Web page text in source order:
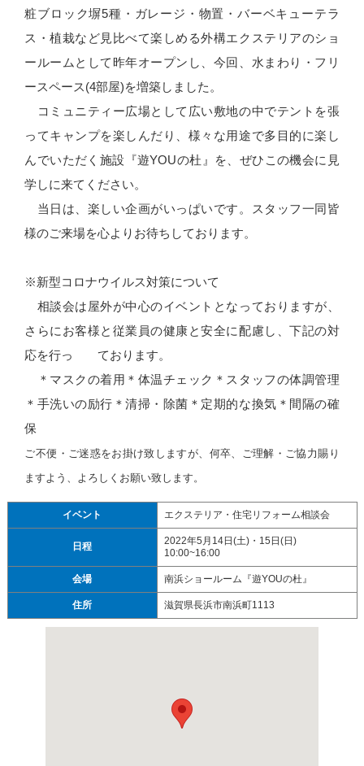
粧ブロック塀5種・ガレージ・物置・バーベキューテラ
ス・植栽など見比べて楽しめる外構エクステリアのショ
ールームとして昨年オープンし、今回、水まわり・フリ
ースペース(4部屋)を増築しました。
コミュニティー広場として広い敷地の中でテントを張
ってキャンプを楽しんだり、様々な用途で多目的に楽し
んでいただく施設『遊YOUの杜』を、ぜひこの機会に見
学しに来てください。
当日は、楽しい企画がいっぱいです。スタッフ一同皆
様のご来場を心よりお待ちしております。
※新型コロナウイルス対策について
相談会は屋外が中心のイベントとなっておりますが、
さらにお客様と従業員の健康と安全に配慮し、下記の対
応を行っ ております。
＊マスクの着用＊体温チェック＊スタッフの体調管理
＊手洗いの励行＊清掃・除菌＊定期的な換気＊間隔の確
保
ご不便・ご迷惑をお掛け致しますが、何卒、ご理解・ご協力賜り
ますよう、よろしくお願い致します。
イベント エクステリア・住宅リフォーム相談会
日程
2022年5月14日(土)・15日(日)
10:00~16:00
会場 南浜ショールーム『遊YOUの杜』
住所 滋賀県長浜市南浜町1113